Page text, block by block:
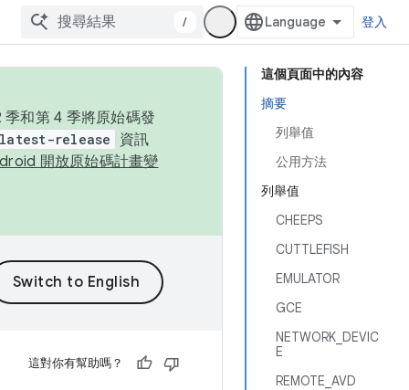
/ 登入
這個頁面中的內容
摘要
列舉值
公用方法
列舉值
CHEEPS
CUTTLEFISH
EMULATOR
GCE
NETWORK_DEVIC
E
REMOTE_AVD
和第 4 季將原始碼發
release
資訊
開放原始碼計畫變
這對你有幫助嗎？